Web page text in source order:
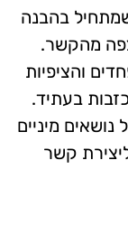
שמתחיל בהבנה
מהקשר.
והציפיות
בעתיד.
מיניים
קשר